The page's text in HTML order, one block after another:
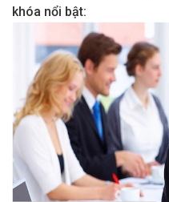
khóa nổi bật: